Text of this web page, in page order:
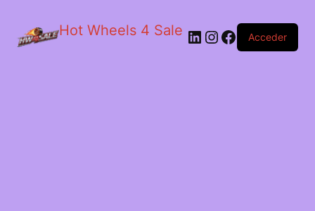
Hot Wheels 4 Sale LinkedIn
Instagram
Facebook
Acceder